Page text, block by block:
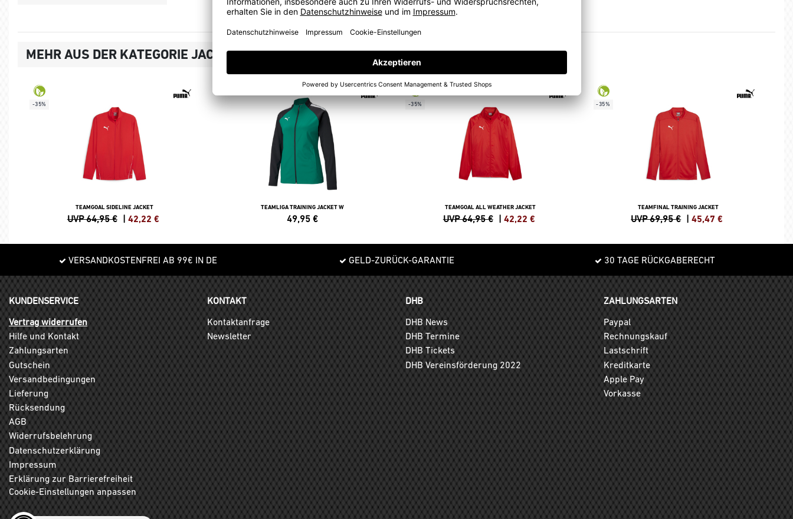
MEHR AUS DER KATEGORIE JACKEN
-35%
TEAMGOAL SIDELINE JACKET
UVP 64,95 € | 42,22 €
TEAMLIGA TRAINING JACKET W
49,95 €
-35%
TEAMGOAL ALL WEATHER JACKET
UVP 64,95 € | 42,22 €
-35%
TEAMFINAL TRAINING JACKET
UVP 69,95 € |45,47 €
VERSANDKOSTENFREI AB 99€ IN DE GELD-ZURÜCK-GARANTIE 30 TAGE RÜCKGABERECHT
KUNDENSERVICE
Vertrag widerrufen
Hilfe und Kontakt
Zahlungsarten
Gutschein
Versandbedingungen
Lieferung
Rücksendung
AGB
Widerrufsbelehrung
Datenschutzerklärung
Impressum
Erklärung zur Barrierefreiheit
Cookie-Einstellungen anpassen
KONTAKT
Kontaktanfrage
Newsletter
DHB
DHB News
DHB Termine
DHB Tickets
DHB Vereinsförderung 2022
ZAHLUNGSARTEN
Paypal
Rechnungskauf
Lastschrift
Kreditkarte
Apple Pay
Vorkasse